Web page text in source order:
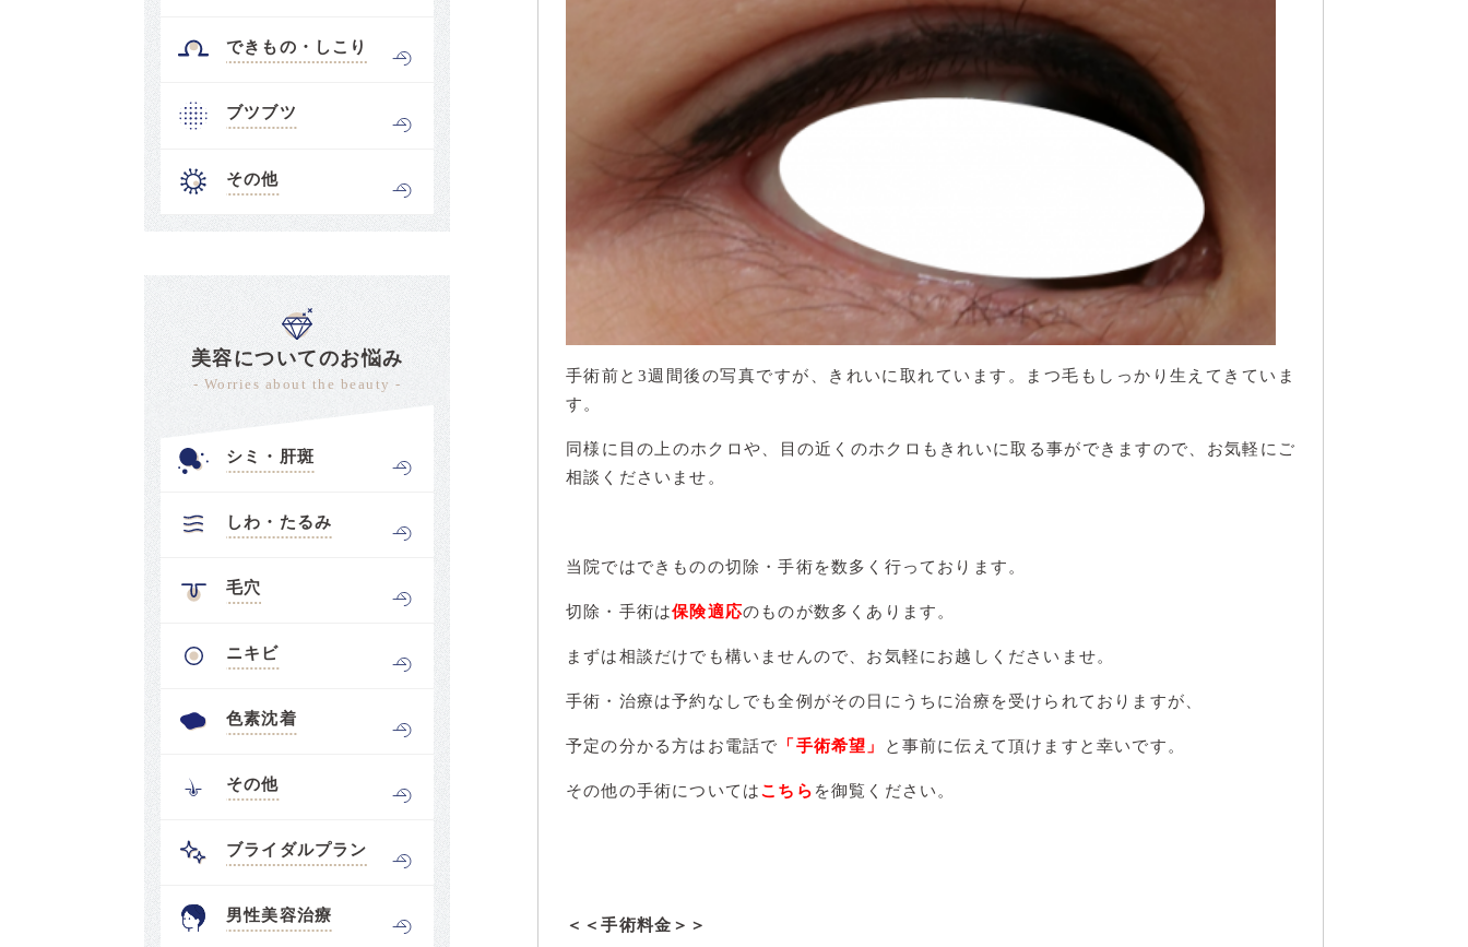
手術前と3週間後の写真ですが、きれいに取れています。まつ毛もしっかり生えてきていま
す。
同様に目の上のホクロや、目の近くのホクロもきれいに取る事ができますので、お気軽にご
相談くださいませ。
当院ではできものの切除・手術を数多く行っております。
切除・手術は保険適応のものが数多くあります。
まずは相談だけでも構いませんので、お気軽にお越しくださいませ。
手術・治療は予約なしでも全例がその日にうちに治療を受けられておりますが、
予定の分かる方はお電話で 「手術希望」 と事前に伝えて頂けますと幸いです。
その他の手術についてはこちら を御覧ください。
＜＜手術料金＞＞
できもの・しこり
ブツブツ
その他
美容についてのお悩み
- Worries about the beauty -
シミ・肝斑
しわ・たるみ
毛穴
ニキビ
色素沈着
その他
ブライダルプラン
男性美容治療